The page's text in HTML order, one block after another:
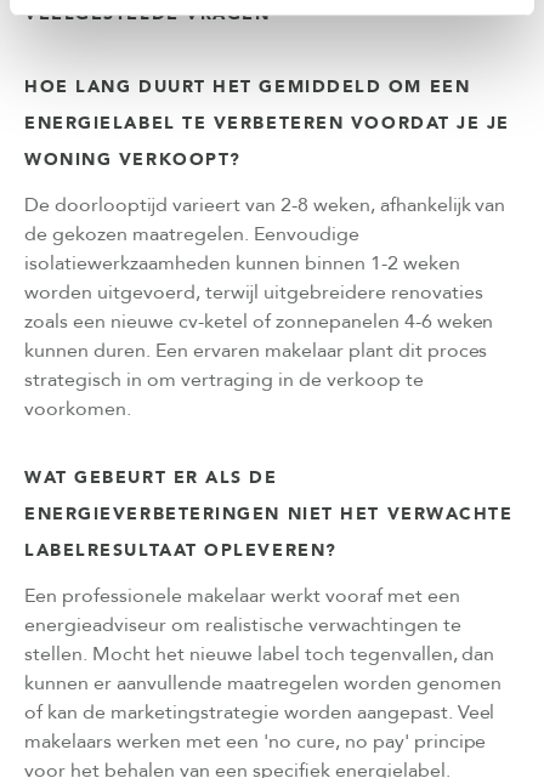
VEELGESTELDE VRAGEN
HOE LANG DUURT HET GEMIDDELD OM EEN
ENERGIELABEL TE VERBETEREN VOORDAT JE JE
WONING VERKOOPT?
De doorlooptijd varieert van 2-8 weken, afhankelijk van
de gekozen maatregelen. Eenvoudige
isolatiewerkzaamheden kunnen binnen 1-2 weken
worden uitgevoerd, terwijl uitgebreidere renovaties
zoals een nieuwe cv-ketel of zonnepanelen 4-6 weken
kunnen duren. Een ervaren makelaar plant dit proces
strategisch in om vertraging in de verkoop te
voorkomen.
WAT GEBEURT ER ALS DE
ENERGIEVERBETERINGEN NIET HET VERWACHTE
LABELRESULTAAT OPLEVEREN?
Een professionele makelaar werkt vooraf met een
energieadviseur om realistische verwachtingen te
stellen. Mocht het nieuwe label toch tegenvallen, dan
kunnen er aanvullende maatregelen worden genomen
of kan de marketingstrategie worden aangepast. Veel
makelaars werken met een 'no cure, no pay' principe
voor het behalen van een specifiek energielabel.